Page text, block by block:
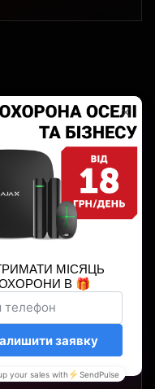
безопасности — от
охраны и